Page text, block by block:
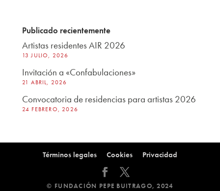
Publicado recientemente
Artistas residentes AIR 2026
13 JULIO, 2026
Invitación a «Confabulaciones»
21 ABRIL, 2026
Convocatoria de residencias para artistas 2026
24 FEBRERO, 2026
Términos legales Cookies Privacidad
© FUNDACIÓN PEPE BUITRAGO, 2024